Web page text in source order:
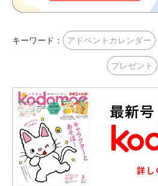
キーワード： アドベントカレンダー
プレゼント